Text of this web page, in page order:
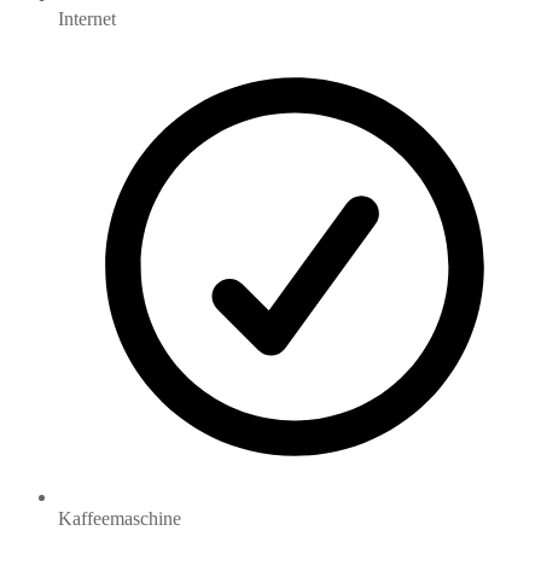
Internet
Kaffeemaschine